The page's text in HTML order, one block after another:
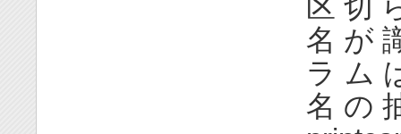
区 切
名 が
ラ ム
名 の